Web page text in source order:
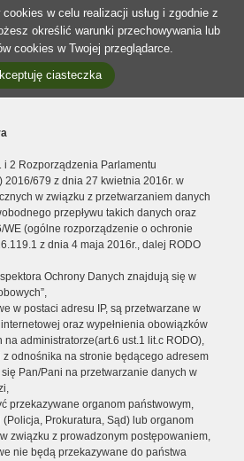
w celu realizacji usług i zgodnie z
określić warunki przechowywania lub
cookies w Twojej przeglądarce.
ciasteczka
i 2 Rozporządzenia Parlamentu
2016/679 z dnia 27 kwietnia 2016r. w
w związku z przetwarzaniem danych
przepływu takich danych oraz
(ogólne rozporządzenie o ochronie
z dnia 4 maja 2016r., dalej RODO
Ochrony Danych znajdują się w
w postaci adresu IP, są przetwarzane w
oraz wypełnienia obowiązków
administratorze(art.6 ust.1 lit.c RODO),
odnośnika na stronie będącego adresem
Pan/Pani na przetwarzanie danych w
przekazywane organom państwowym,
Prokuratura, Sąd) lub organom
związku z prowadzonym postępowaniem,
nie będą przekazywane do państwa